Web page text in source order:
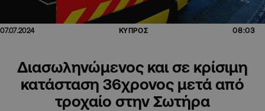
07.07.2024 ΚΥΠΡΟΣ 08:03
Διασωληνώμενος και σε κρίσιμη
κατάσταση 36χρονος μετά από
τροχαίο στην Σωτήρα